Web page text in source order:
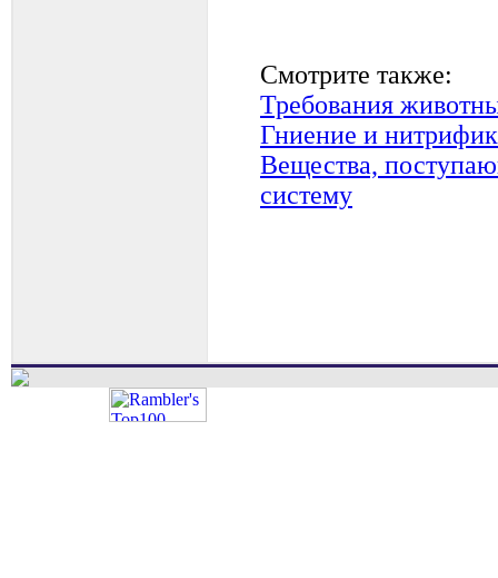
Смотрите также:
Требования
Гниение и
Вещества,
систему